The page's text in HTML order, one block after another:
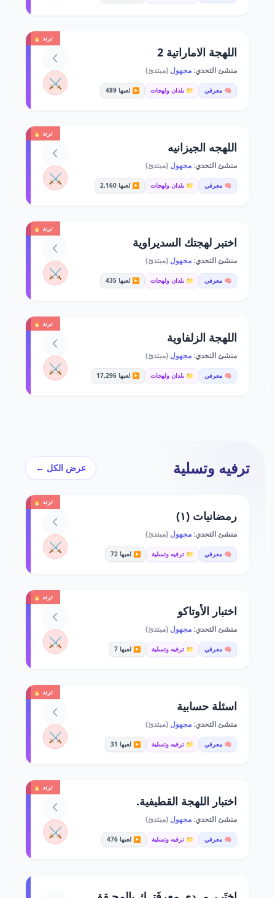
ترند 🔥
اللهجة الاماراتية 2
منشئ التحدي:مجهول (مبتدئ)
🧠 معرفي 📁 بلدان ولهجات ▶️ لعبها 489 ⚔️
ترند 🔥
اللهجه الجيزانيه
منشئ التحدي:مجهول (مبتدئ)
🧠 معرفي 📁 بلدان ولهجات ▶️ لعبها 2,160 ⚔️
ترند 🔥
اختبر لهجتك السديراوية
منشئ التحدي:مجهول (مبتدئ)
🧠 معرفي 📁 بلدان ولهجات ▶️ لعبها 435 ⚔️
ترند 🔥
اللهجة الزلفاوية
منشئ التحدي:مجهول (مبتدئ)
🧠 معرفي 📁 بلدان ولهجات ▶️ لعبها 17,296 ⚔️
ترفيه وتسلية عرض الكل ←
ترند 🔥
رمضانيات (١)
منشئ التحدي:مجهول (مبتدئ)
🧠 معرفي 📁 ترفيه وتسلية ▶️ لعبها 72 ⚔️
ترند 🔥
اختبار الأوتاكو
منشئ التحدي:مجهول (مبتدئ)
🧠 معرفي 📁 ترفيه وتسلية ▶️ لعبها 7 ⚔️
ترند 🔥
اسئلة حسابية
منشئ التحدي:مجهول (مبتدئ)
🧠 معرفي 📁 ترفيه وتسلية ▶️ لعبها 31 ⚔️
ترند 🔥
اختبار اللهجة القطيفية.
منشئ التحدي:مجهول (مبتدئ)
🧠 معرفي 📁 ترفيه وتسلية ▶️ لعبها 476 ⚔️